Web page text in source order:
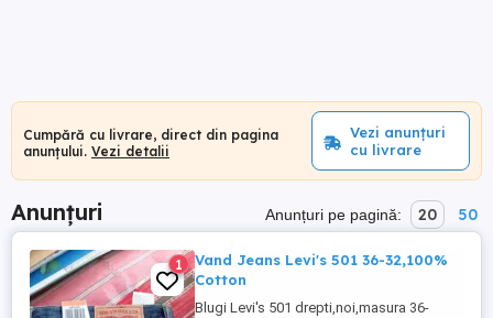
Cumpără cu livrare, direct din pagina
anunțului. Vezi detalii
Vezi anunțuri
cu livrare
Anunțuri Anunțuri pe pagină: 20 50
1
Vand Jeans Levi's 501 36-32,100%
Cotton
Blugi Levi's 501 drepti,noi,masura 36-